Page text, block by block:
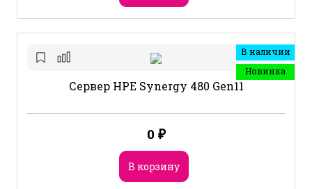
В наличии
Новинка
Сервер HPE Synergy 480 Gen11
0 ₽
В корзину